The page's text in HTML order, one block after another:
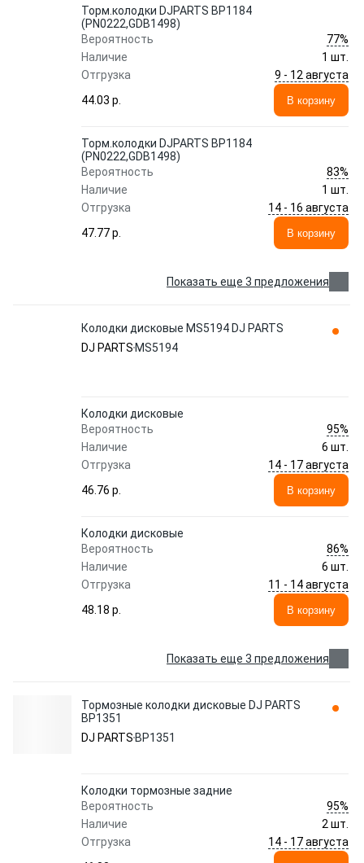
Торм.колодки DJPARTS BP1184
(PN0222,GDB1498)
Вероятность
77%
Наличие
1 шт.
Отгрузка
9 - 12 августа
44.03 p.
В корзину
Торм.колодки DJPARTS BP1184
(PN0222,GDB1498)
Вероятность
83%
Наличие
1 шт.
Отгрузка
14 - 16 августа
47.77 p.
В корзину
Показать еще 3 предложения
Колодки дисковые MS5194 DJ PARTS
DJ PARTS MS5194
Колодки дисковые
Вероятность
95%
Наличие
6 шт.
Отгрузка
14 - 17 августа
46.76 p.
В корзину
Колодки дисковые
Вероятность
86%
Наличие
6 шт.
Отгрузка
11 - 14 августа
48.18 p.
В корзину
Показать еще 3 предложения
Тормозные колодки дисковые DJ PARTS
BP1351
DJ PARTS BP1351
Колодки тормозные задние
Вероятность
95%
Наличие
2 шт.
Отгрузка
14 - 17 августа